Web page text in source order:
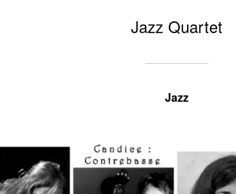
Jazz Quartet
Jazz